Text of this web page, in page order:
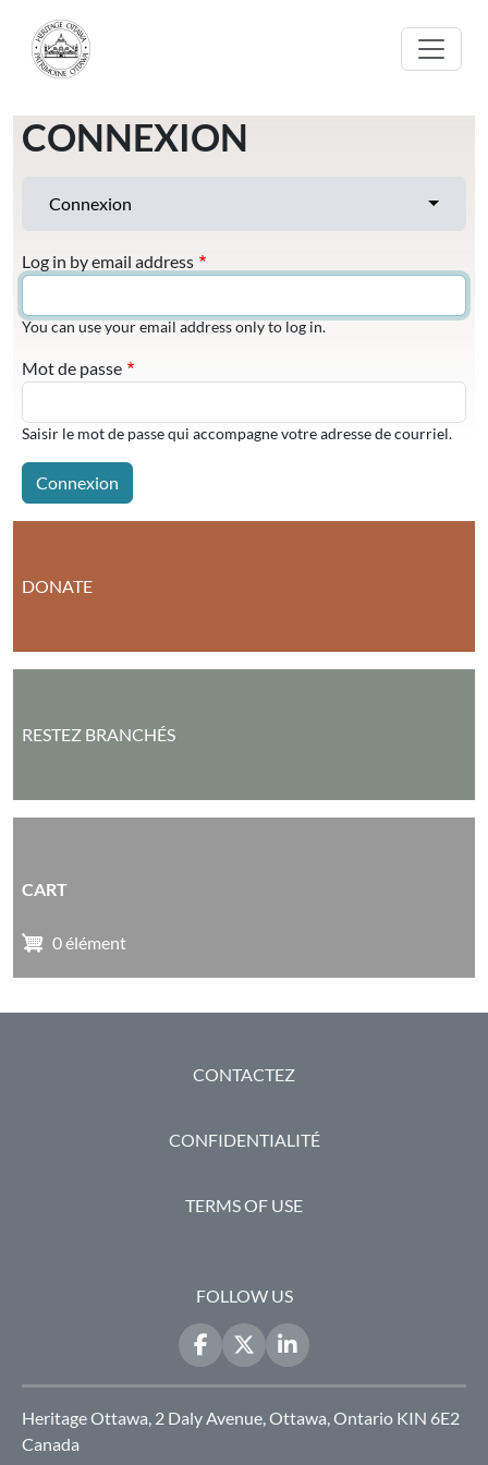
CONNEXION
ONGLETS PRINCIPAUX
Connexion Toggle
Log in by email address
You can use your email address only to log in.
Mot de passe
Saisir le mot de passe qui accompagne votre adresse de courriel.
DONATE
RESTEZ BRANCHÉS
CART
0 élément
PIED DE PAGECONTACTEZ
CONFIDENTIALITÉ
TERMS OF USE
FOLLOW US
Heritage Ottawa, 2 Daly Avenue, Ottawa, Ontario KIN 6E2
Canada